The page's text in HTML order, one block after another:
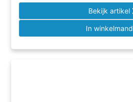
Bekijk artikel
In winkelmand